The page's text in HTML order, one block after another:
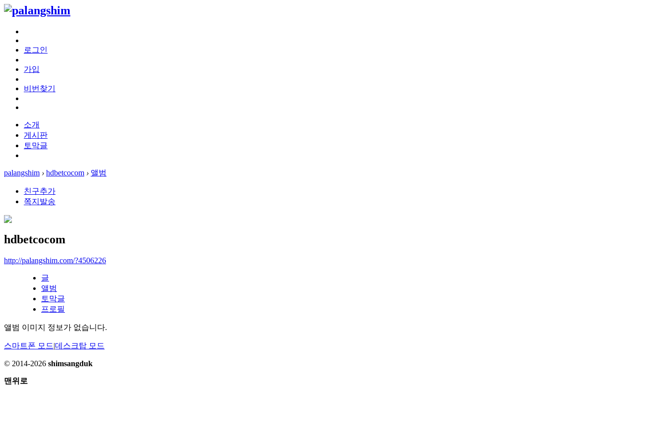
로그인
가입
비번찾기
소개
게시판
토막글
palangshim › hdbetcocom › 앨범
친구추가
쪽지발송
hdbetcocom
http://palangshim.com/?4506226
글
앨범
토막글
프로필
앨범 이미지 정보가 없습니다.
스마트폰 모드|데스크탑 모드
© 2014-2026 shimsangduk
맨위로